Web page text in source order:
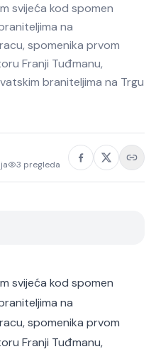
svijeća kod spomen
na
spomenika prvom
Franji Tuđmanu,
braniteljima na Trgu
3 pregleda
svijeća kod spomen
na
spomenika prvom
Franji Tuđmanu,